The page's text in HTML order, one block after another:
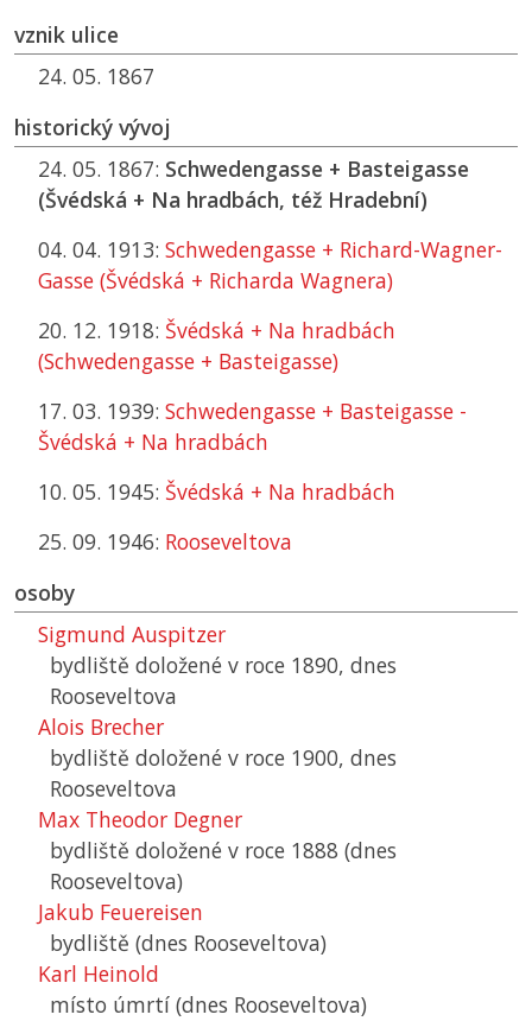
vznik ulice
24. 05. 1867
historický vývoj
24. 05. 1867: Schwedengasse + Basteigasse
(Švédská + Na hradbách, též Hradební)
04. 04. 1913: Schwedengasse + Richard-Wagner-
Gasse (Švédská + Richarda Wagnera)
20. 12. 1918: Švédská + Na hradbách
(Schwedengasse + Basteigasse)
17. 03. 1939: Schwedengasse + Basteigasse -
Švédská + Na hradbách
10. 05. 1945: Švédská + Na hradbách
25. 09. 1946: Rooseveltova
osoby
Sigmund Auspitzer
bydliště doložené v roce 1890, dnes
Rooseveltova
Alois Brecher
bydliště doložené v roce 1900, dnes
Rooseveltova
Max Theodor Degner
bydliště doložené v roce 1888 (dnes
Rooseveltova)
Jakub Feuereisen
bydliště (dnes Rooseveltova)
Karl Heinold
místo úmrtí (dnes Rooseveltova)